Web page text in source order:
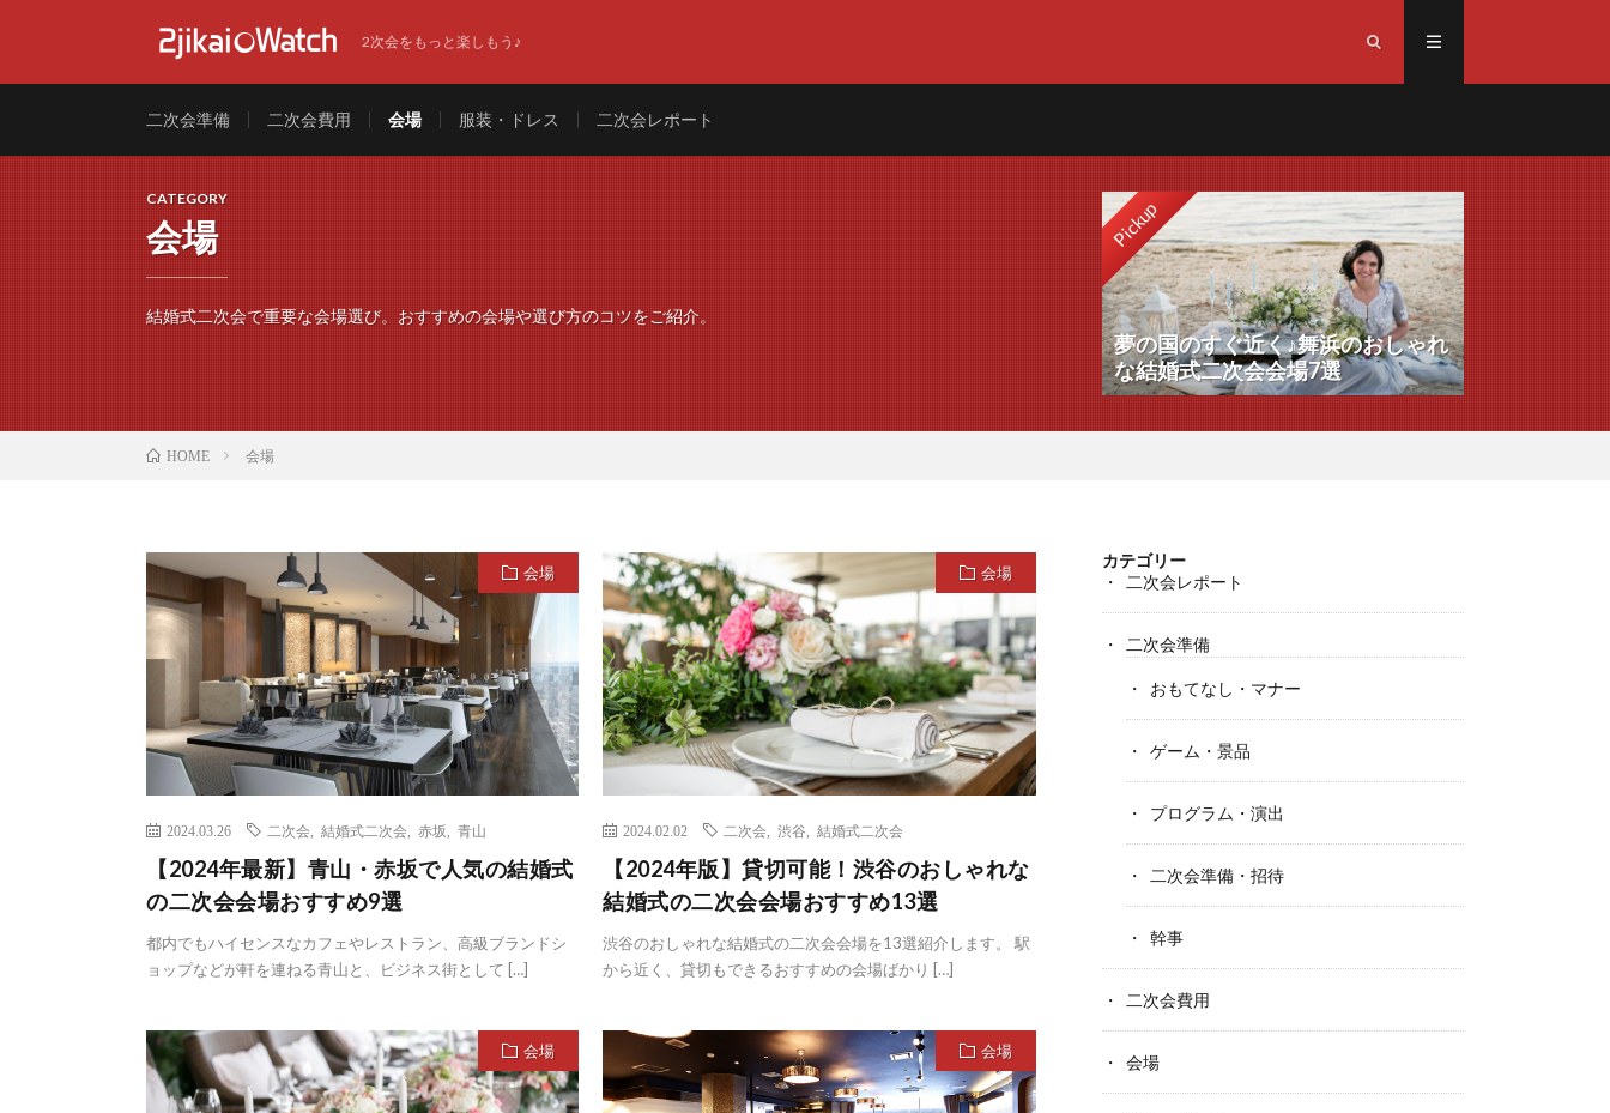
2次会をもっと楽しもう♪
二次会準備 二次会費用 会場 服装・ドレス 二次会レポート
CATEGORY
会場
結婚式二次会で重要な会場選び。おすすめの会場や選び方のコツをご紹介。
Pickup
夢の国のすぐ近く♪舞浜のおしゃれ
な結婚式二次会会場7選
HOME 会場
会場
2024.03.26 二次会 結婚式二次会 赤坂 青山
【2024年最新】青山・赤坂で人気の結婚式
の二次会会場おすすめ9選
都内でもハイセンスなカフェやレストラン、高級ブランドシ
ョップなどが軒を連ねる青山と、ビジネス街として […]
会場
2024.02.02 二次会 ,渋谷 ,結婚式二次会
【2024年版】貸切可能！渋谷のおしゃれな
結婚式の二次会会場おすすめ13選
渋谷のおしゃれな結婚式の二次会会場を13選紹介します。 駅
から近く、貸切もできるおすすめの会場ばかり […]
会場 会場
カテゴリー
二次会レポート
二次会準備
おもてなし・マナー
ゲーム・景品
プログラム・演出
二次会準備・招待
幹事
二次会費用
会場